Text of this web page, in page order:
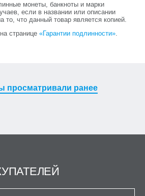
монеты, банкноты и марки
если в названии или описании
то, что данный товар является копией.
странице «Гарантии подлинности».
просматривали ранее